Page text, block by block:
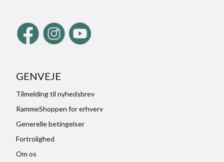
GENVEJE
Tilmelding til nyhedsbrev
RammeShoppen for erhverv
Generelle betingelser
Fortrolighed
Om os